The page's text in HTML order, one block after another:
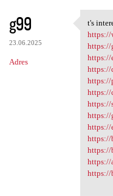
g99
23.06.2025
Adres
t's
t's
https://
https://
https://
https://
https://
https://
https://
https://
https://
https://
https://
https://
https://